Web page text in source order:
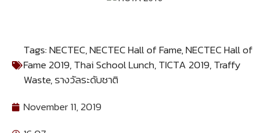
Tags:NECTEC,NECTEC Hall of Fame,NECTEC Hall of
Fame 2019,Thai School Lunch,TICTA 2019,Traffy
Waste,รางวัลระดับชาติ
November 11, 2019